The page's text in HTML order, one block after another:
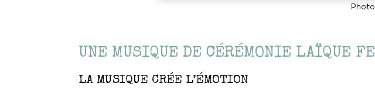
UNE MUSIQUE DE CÉRÉMONIE LAÏQUE
LA MUSIQUE CRÉE L’ÉMOTION